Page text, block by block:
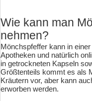
Wie kann man
nehmen?
Mönchspfeffer kann in
Apotheken und natürlich
in getrockneten Kapseln
Größtenteils kommt es als
Kräutern vor, aber kann
erworben werden.